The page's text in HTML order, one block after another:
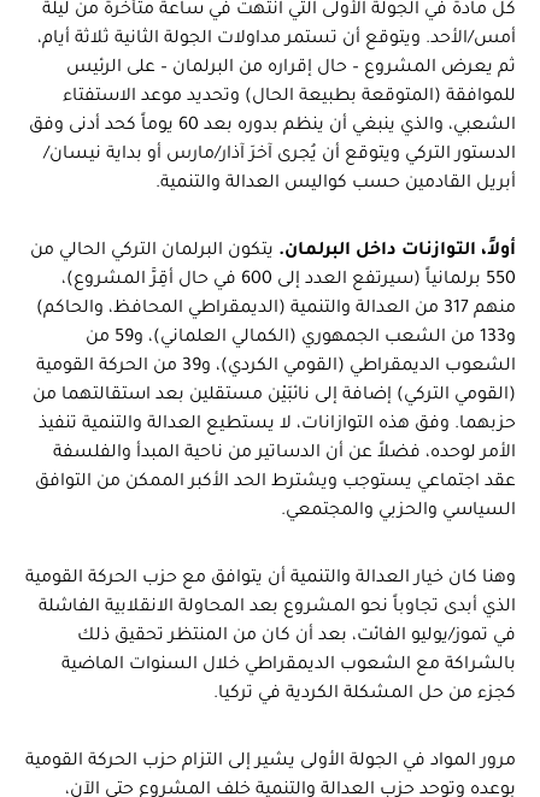
كل مادة في الجولة الأولى التي انتهت في ساعة متأخرة من ليلة
أمس/الأحد. ويتوقع أن تستمر مداولات الجولة الثانية ثلاثة أيام،
ثم يعرض المشروع – حال إقراره من البرلمان – على الرئيس
للموافقة (المتوقعة بطبيعة الحال) وتحديد موعد الاستفتاء
الشعبي، والذي ينبغي أن ينظم بدوره بعد 60 يوماً كحد أدنى وفق
الدستور التركي ويتوقع أن يُجرى آخرَ آذار/مارس أو بداية نيسان/
أبريل القادمين حسب كواليس العدالة والتنمية.
أولاً، التوازنات داخل البرلمان. يتكون البرلمان التركي الحالي من
550 برلمانياً (سيرتفع العدد إلى 600 في حال أقِرَّ المشروع)،
منهم 317 من العدالة والتنمية (الديمقراطي المحافظ، والحاكم)
و133 من الشعب الجمهوري (الكمالي العلماني)، و59 من
الشعوب الديمقراطي (القومي الكردي)، و39 من الحركة القومية
(القومي التركي) إضافة إلى نائبَيْن مستقلين بعد استقالتهما من
حزبهما. وفق هذه التوازانات، لا يستطيع العدالة والتنمية تنفيذ
الأمر لوحده، فضلاً عن أن الدساتير من ناحية المبدأ والفلسفة
عقد اجتماعي يستوجب ويشترط الحد الأكبر الممكن من التوافق
السياسي والحزبي والمجتمعي.
وهنا كان خيار العدالة والتنمية أن يتوافق مع حزب الحركة القومية
الذي أبدى تجاوباً نحو المشروع بعد المحاولة الانقلابية الفاشلة
في تموز/يوليو الفائت، بعد أن كان من المنتظر تحقيق ذلك
بالشراكة مع الشعوب الديمقراطي خلال السنوات الماضية
كجزء من حل المشكلة الكردية في تركيا.
مرور المواد في الجولة الأولى يشير إلى التزام حزب الحركة القومية
بوعده وتوحد حزب العدالة والتنمية خلف المشروع حتى الآن،